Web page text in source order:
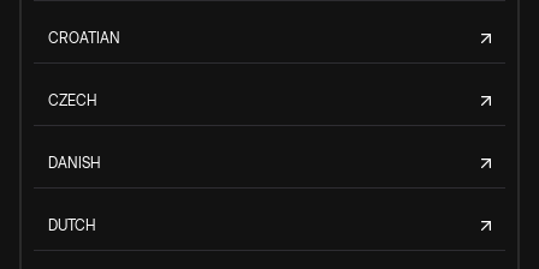
CROATIAN
CZECH
DANISH
DUTCH